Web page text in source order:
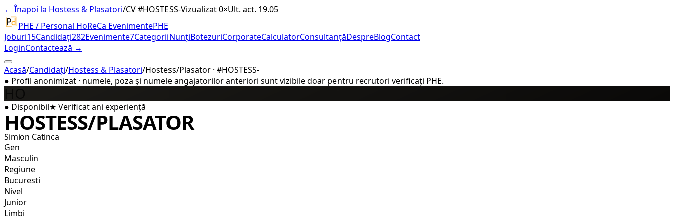
← Înapoi la Hostess & Plasatori/CV #HOSTESS-Vizualizat 0×Ult. act. 19.05
PHE / Personal HoReCa EvenimentePHE
Joburi15Candidați282Evenimente7CategoriiNunțiBotezuriCorporateCalculatorConsultanțăDespreBlogContact
LoginContactează →
Acasă/Candidați/Hostess & Plasatori/Hostess/Plasator · #HOSTESS-
● Profil anonimizat · numele, poza și numele angajatorilor anteriori sunt vizibile doar pentru recrutori verificați PHE.
● Disponibil★ Verificatani experiență
HOSTESS/PLASATOR
Simion Catinca
Gen
Masculin
Regiune
Bucuresti
Nivel
Junior
Limbi